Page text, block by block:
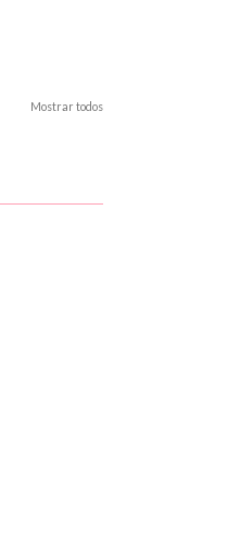
Mostrar todos